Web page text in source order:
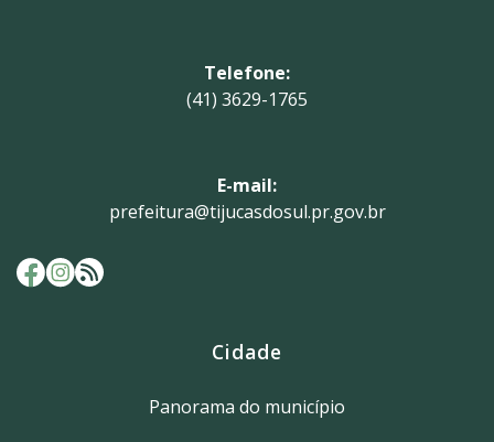
Telefone:
(41) 3629-1765
E-mail:
prefeitura@tijucasdosul.pr.gov.br
Cidade
Panorama do município